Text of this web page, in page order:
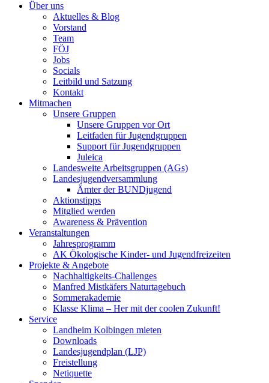
Über uns
Aktuelles & Blog
Vorstand
Team
FÖJ
Jobs
Socials
Leitbild und Satzung
Kontakt
Mitmachen
Unsere Gruppen
Unsere Gruppen vor Ort
Leitfaden für Jugendgruppen
Support für Jugendgruppen
Juleica
Landesweite Arbeitsgruppen (AGs)
Landesjugendversammlung
Ämter der BUNDjugend
Aktionstipps
Mitglied werden
Awareness & Prävention
Veranstaltungen
Jahresprogramm
AK Ökologische Kinder- und Jugendfreizeiten
Projekte & Angebote
Nachhaltigkeits-Challenges
Manfred Mistkäfers Naturtagebuch
Sommerakademie
Klasse Klima – Her mit der coolen Zukunft!
Service
Landheim Kolbingen mieten
Downloads
Landesjugendplan (LJP)
Freistellung
Netiquette